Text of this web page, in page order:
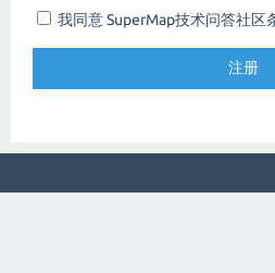
我同意 SuperMap技术问答社区